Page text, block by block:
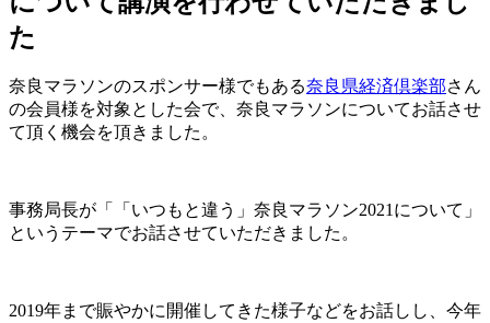
た
奈良マラソンのスポンサー様でもある奈良県経済倶楽部さん
の会員様を対象とした会で、奈良マラソンについてお話させ
て頂く機会を頂きました。
事務局長が「「いつもと違う」奈良マラソン2021について」
というテーマでお話させていただきました。
2019年まで賑やかに開催してきた様子などをお話しし、今年